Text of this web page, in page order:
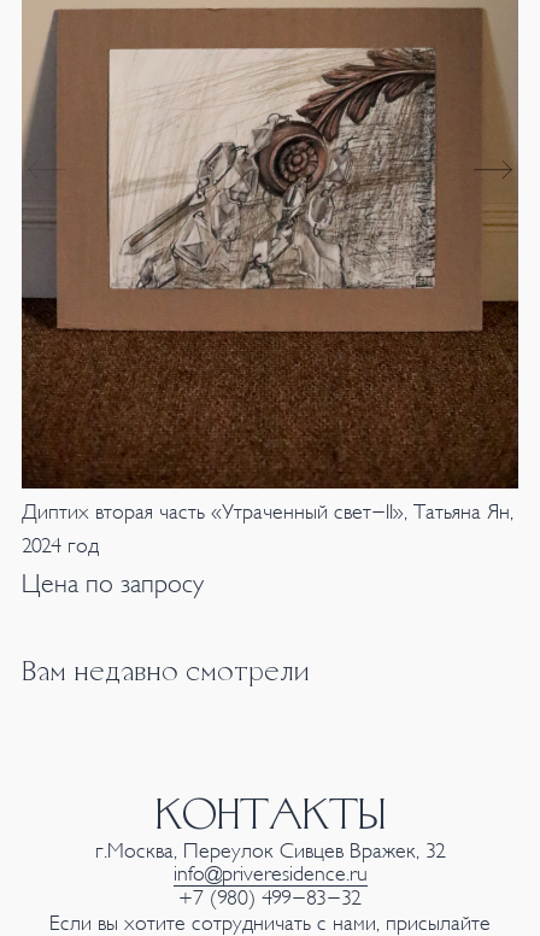
Диптих вторая часть «Утраченный свет-II», Татьяна Ян,
2024 год
Цена по запросу
Вам недавно смотрели
КОНТАКТЫ
г.Москва, Переулок Сивцев Вражек, 32
info@priveresidence.ru
+7 (980) 499-83-32
Если вы хотите сотрудничать с нами, присылайте